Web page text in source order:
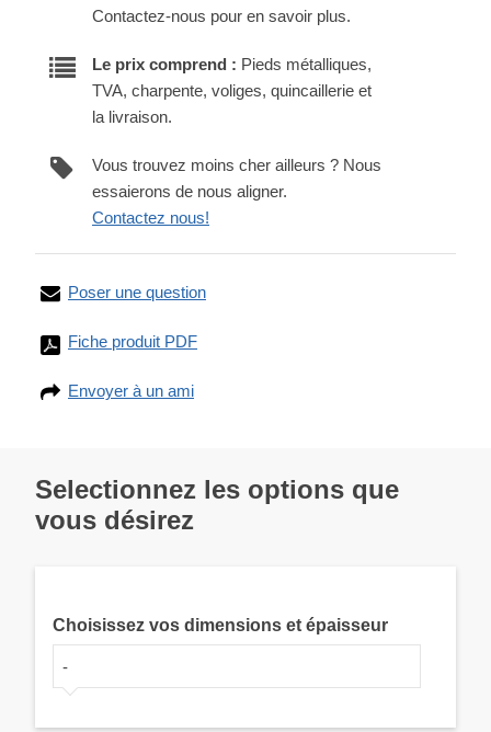
Contactez-nous pour en savoir plus.
Le prix comprend : Pieds métalliques,
TVA, charpente, voliges, quincaillerie et
la livraison.
Vous trouvez moins cher ailleurs ? Nous
essaierons de nous aligner.
Contactez nous!
Poser une question
Fiche produit PDF
Envoyer à un ami
Selectionnez les options que
vous désirez
Choisissez vos dimensions et épaisseur
-